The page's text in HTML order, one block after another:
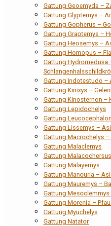
Gattung Geoemyda –
Gattung Glyptemys –
Gattung Gopherus –
Gattung Graptemys –
Gattung Heosemys –
Gattung Homopus –
Gattung Hydromedusa
Gattung Indotestudo –
Gattung Kinixys –
Gattung Kinosternon –
Gattung Lepidochelys
Gattung Leucocephalon
Gattung Lissemys –
Gattung Macrochelys
Gattung Malaclemys
Gattung Malacochersus
Gattung Malayemys
Gattung Manouria –
Gattung Mauremys –
Gattung
Gattung Morenia –
Gattung Myuchelys
Gattung Natator